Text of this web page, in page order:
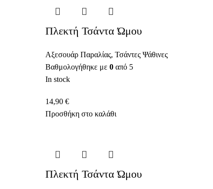
Πλεκτή Τσάντα Ώμου
Αξεσουάρ Παραλίας, Τσάντες Ψάθινες
Βαθμολογήθηκε με 0 από 5
In stock
14,90 €
Προσθήκη στο καλάθι
Πλεκτή Τσάντα Ώμου